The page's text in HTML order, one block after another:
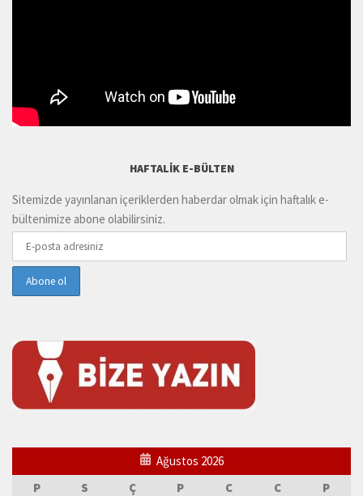
HAFTALIK E-BÜLTEN
Sitemizde yayınlanan içeriklerden haberdar olmak için haftalık e-
bültenimize abone olabilirsiniz.
Ağustos 2026
P
S Ç P C C
P